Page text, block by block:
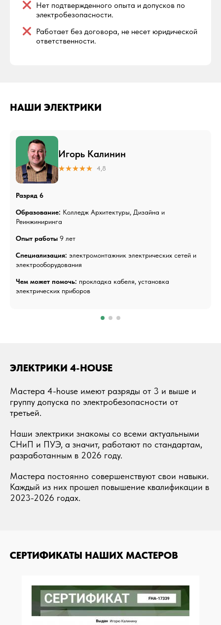
Нет подтвержденного опыта и допусков по
электробезопасности.
Работает без договора, не несет юридической
ответственности.
НАШИ ЭЛЕКТРИКИ
Игорь Калинин
4,8
Разряд 6
Образование: Колледж Архитектуры, Дизайна и
Реинжиниринга
Опыт работы 9 лет
Специализация: электромонтажник электрических сетей и
электрооборудования
Чем может помочь: прокладка кабеля, установка
электрических приборов
ЭЛЕКТРИКИ 4-HOUSE
Мастера 4-house имеют разряды от 3 и выше и
группу допуска по электробезопасности от
третьей.
Наши электрики знакомы со всеми актуальными
СНиП и ПУЭ, а значит, работают по стандартам,
разработанным в 2026 году.
Мастера постоянно совершенствуют свои навыки.
Каждый из них прошел повышение квалификации в
2023-2026 годах.
СЕРТИФИКАТЫ НАШИХ МАСТЕРОВ